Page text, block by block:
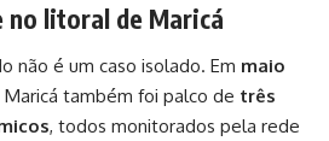
litoral de Maricá
não é um caso isolado. Em maio
também foi palco de três
, todos monitorados pela rede